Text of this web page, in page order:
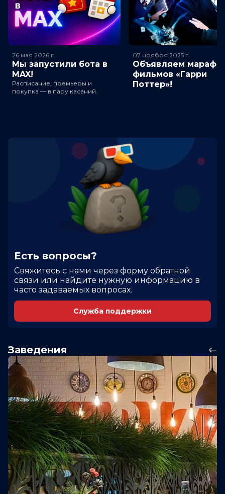
26 мая 2026 г.
Мы запустили бота в
MAX!
Расписание, премьеры и
покупка — в пару касаний.
07 ноября 2025 г.
Объявляем
фильмов «Гарри
Поттер»!
Есть вопросы?
Cвяжитесь с нами через форму обратной
связи или найдите нужную информацию в
часто задаваемых вопросах.
Служба поддержки
Заведения